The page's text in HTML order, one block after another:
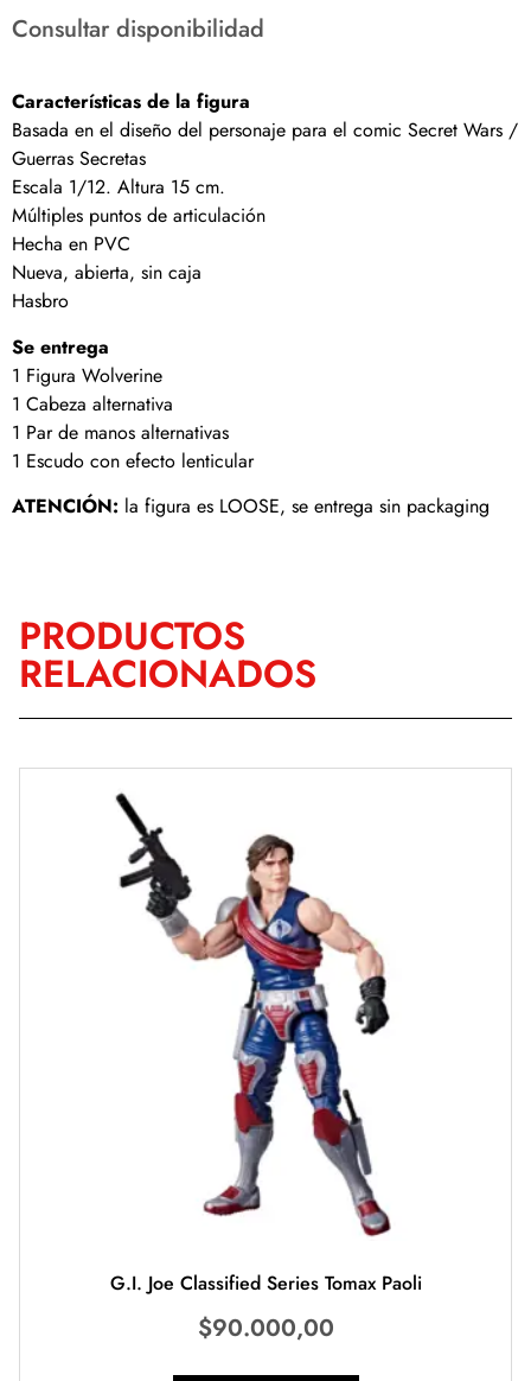
Consultar disponibilidad
Características de la figura
Basada en el diseño del personaje para el comic Secret Wars /
Guerras Secretas
Escala 1/12. Altura 15 cm.
Múltiples puntos de articulación
Hecha en PVC
Nueva, abierta, sin caja
Hasbro
Se entrega
1 Figura Wolverine
1 Cabeza alternativa
1 Par de manos alternativas
1 Escudo con efecto lenticular
ATENCIÓN: la figura es LOOSE, se entrega sin packaging
PRODUCTOS
RELACIONADOS
G.I. Joe Classified Series Tomax Paoli
$90.000,00